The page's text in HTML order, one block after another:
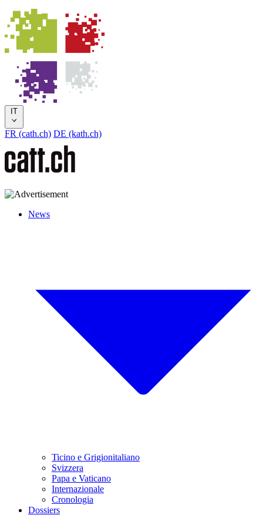
IT
FR (cath.ch) DE (kath.ch)
News
Ticino e Grigionitaliano
Svizzera
Papa e Vaticano
Internazionale
Cronologia
Dossiers